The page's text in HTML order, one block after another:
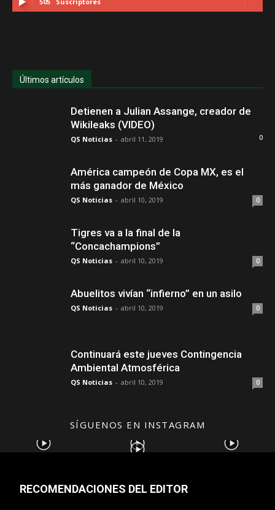
Últimos artículos
Detienen a Julian Assange, creador de
Wikileaks (VIDEO)
QS Noticias - abril 11, 2019 0
América campeón de Copa MX, es el
más ganador de México
QS Noticias - abril 10, 2019 0
Tigres va a la final de la
“Concachampions”
QS Noticias - abril 10, 2019 0
Abuelitos vivían “infierno” en un asilo
QS Noticias - abril 10, 2019 0
Continuará este jueves Contingencia
Ambiental Atmosférica
QS Noticias - abril 10, 2019 0
SÍGUENOS EN INSTAGRAM
RECOMENDACIONES DEL EDITOR